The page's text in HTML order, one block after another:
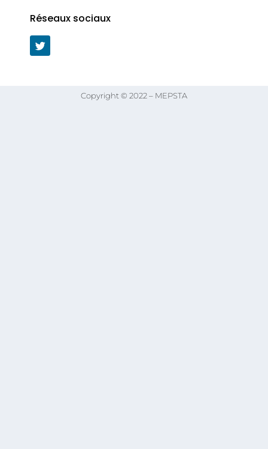
Réseaux sociaux
Copyright © 2022 – MEPSTA